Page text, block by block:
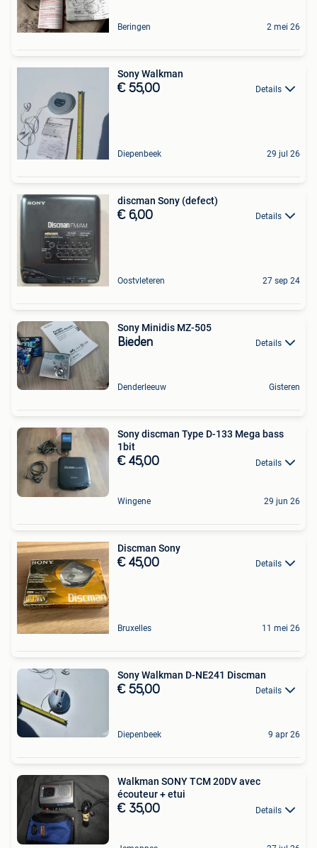
Beringen 2 mei 26
Sony Walkman
€ 55,00 Details
Diepenbeek 29 jul 26
discman Sony (defect)
€ 6,00 Details
Oostvleteren 27 sep 24
Sony Minidis MZ-505
Bieden Details
Denderleeuw Gisteren
Sony discman Type D-133 Mega bass
1bit
€ 45,00 Details
Wingene 29 jun 26
Discman Sony
€ 45,00 Details
Bruxelles 11 mei 26
Sony Walkman D-NE241 Discman
€ 55,00 Details
Diepenbeek 9 apr 26
Walkman SONY TCM 20DV avec
écouteur + etui
€ 35,00 Details